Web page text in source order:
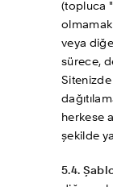
(topluca
olmamak
veya
sürece,
Sitenizde
herkese
şekilde
5.4.